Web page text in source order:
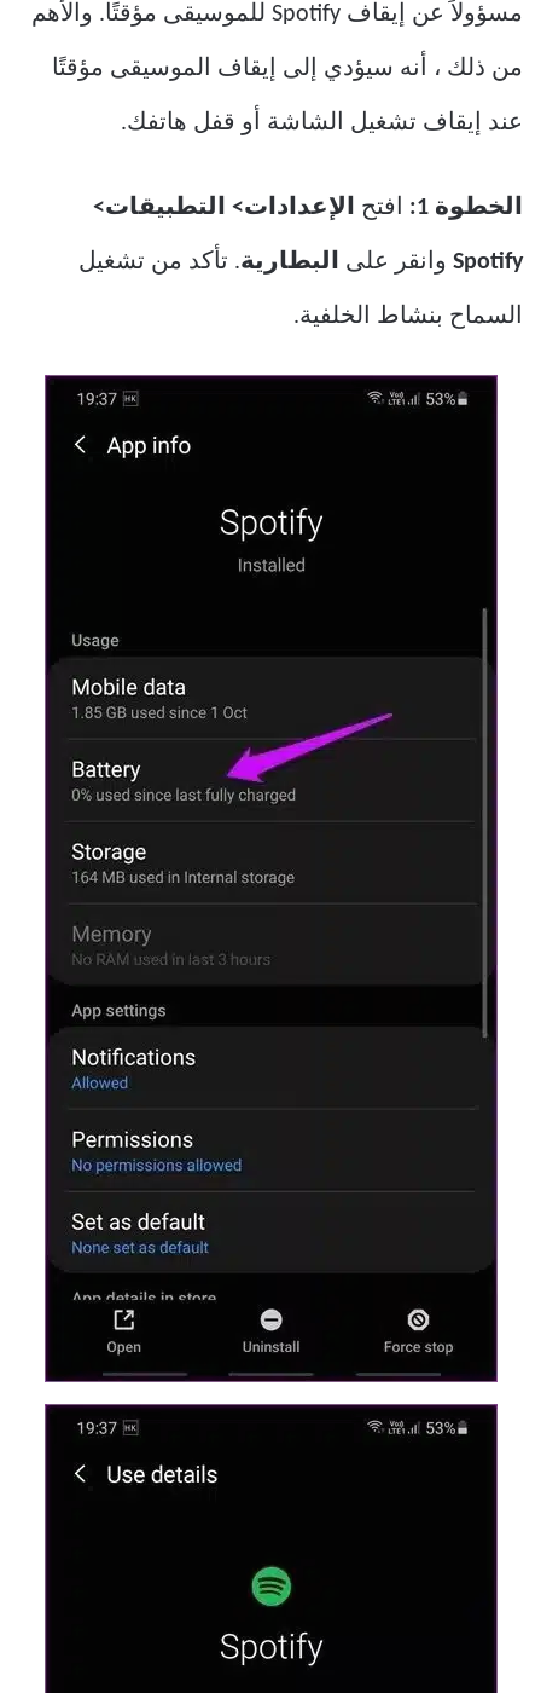
مسؤولاً عن إيقاف Spotify للموسيقى مؤقتًا. والأهم
من ذلك ، أنه سيؤدي إلى إيقاف الموسيقى مؤقتًا
عند إيقاف تشغيل الشاشة أو قفل هاتفك.
الخطوة 1: افتح الإعدادات> التطبيقات>
Spotify وانقر على البطارية. تأكد من تشغيل
السماح بنشاط الخلفية.